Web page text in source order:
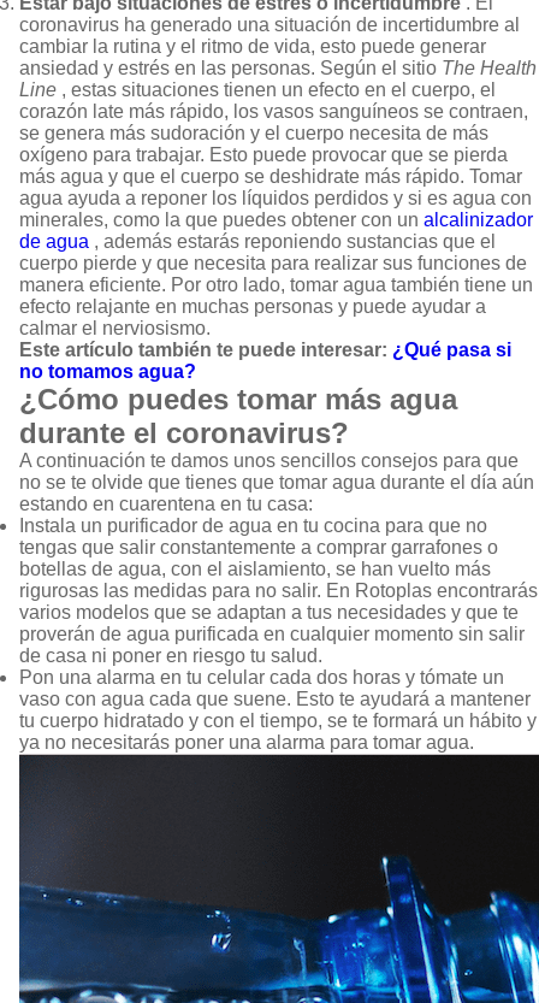
coronavirus ha generado una situación de incertidumbre al
cambiar la rutina y el ritmo de vida, esto puede generar
ansiedad y estrés en las personas. Según el sitio The Health
Line , estas situaciones tienen un efecto en el cuerpo, el
corazón late más rápido, los vasos sanguíneos se contraen,
se genera más sudoración y el cuerpo necesita de más
oxígeno para trabajar. Esto puede provocar que se pierda
más agua y que el cuerpo se deshidrate más rápido. Tomar
agua ayuda a reponer los líquidos perdidos y si es agua con
minerales, como la que puedes obtener con un alcalinizador
de agua , además estarás reponiendo sustancias que el
cuerpo pierde y que necesita para realizar sus funciones de
manera eficiente. Por otro lado, tomar agua también tiene un
efecto relajante en muchas personas y puede ayudar a
calmar el nerviosismo.
Este artículo también te puede interesar: ¿Qué pasa si
no tomamos agua?
¿Cómo puedes tomar más agua
durante el coronavirus?
A continuación te damos unos sencillos consejos para que
no se te olvide que tienes que tomar agua durante el día aún
estando en cuarentena en tu casa:
Instala un purificador de agua en tu cocina para que no
tengas que salir constantemente a comprar garrafones o
botellas de agua, con el aislamiento, se han vuelto más
rigurosas las medidas para no salir. En Rotoplas encontrarás
varios modelos que se adaptan a tus necesidades y que te
proverán de agua purificada en cualquier momento sin salir
de casa ni poner en riesgo tu salud.
Pon una alarma en tu celular cada dos horas y tómate un
vaso con agua cada que suene. Esto te ayudará a mantener
tu cuerpo hidratado y con el tiempo, se te formará un hábito y
ya no necesitarás poner una alarma para tomar agua.